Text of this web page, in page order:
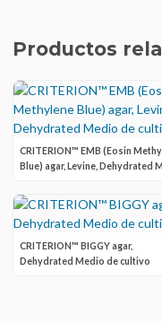
Productos
CRITERION™ EMB (Eosin
Blue) agar, Levine, Dehydrated
CRITERION™ BIGGY agar,
Dehydrated Medio de cultivo